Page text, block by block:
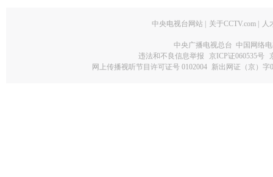
中央电视台网站 关于CCTV.com 人
中央广播电视总台 中国网络
违法和不良信息举报
京ICP证060535号
网上传播视听节目许可证号 0102004 新出网证（京）